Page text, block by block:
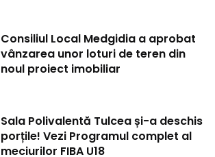
Consiliul Local Medgidia a aprobat
vânzarea unor loturi de teren din
noul proiect imobiliar
Sala Polivalentă Tulcea și-a deschis
porțile! Vezi Programul complet al
meciurilor FIBA U18